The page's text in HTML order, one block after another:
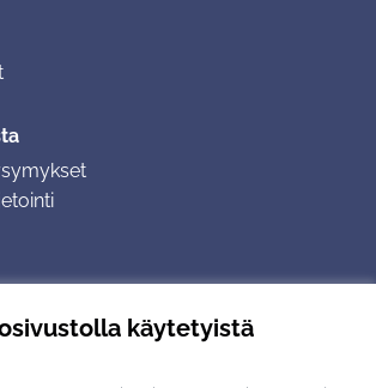
käytetyistä
jättämiseen